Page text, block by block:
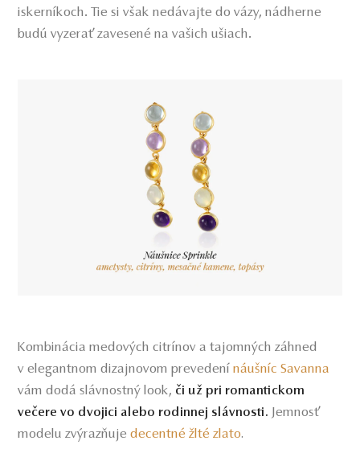
iskerníkoch. Tie si však nedávajte do vázy, nádherne
budú vyzerať zavesené na vašich ušiach.
Kombinácia medových citrínov a tajomných záhned
v elegantnom dizajnovom prevedení náušníc Savanna
vám dodá slávnostný look, či už pri romantickom
večere vo dvojici alebo rodinnej slávnosti. Jemnosť
modelu zvýrazňuje decentné žlté zlato.